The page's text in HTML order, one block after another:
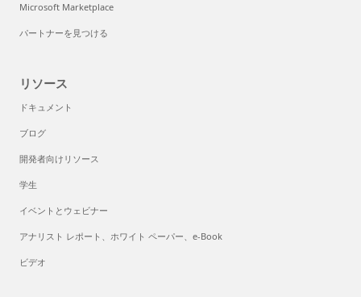
Microsoft Marketplace
パートナーを見つける
リソース
ドキュメント
ブログ
開発者向けリソース
学生
イベントとウェビナー
アナリスト レポート、ホワイト ペーパー、e-Book
ビデオ